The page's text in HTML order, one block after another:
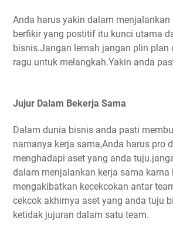
Anda harus yakin dalam menjalankan
berfikir yang postitif itu kunci utama
bisnis.Jangan lemah jangan plin plan
ragu untuk melangkah.Yakin anda
Jujur Dalam Bekerja Sama
Dalam dunia bisnis anda pasti
namanya kerja sama,Anda harus pro
menghadapi aset yang anda
dalam menjalankan kerja sama karna
mengakibatkan kecekcokan antar
cekcok akhirnya aset yang anda tuju
ketidak jujuran dalam satu team.